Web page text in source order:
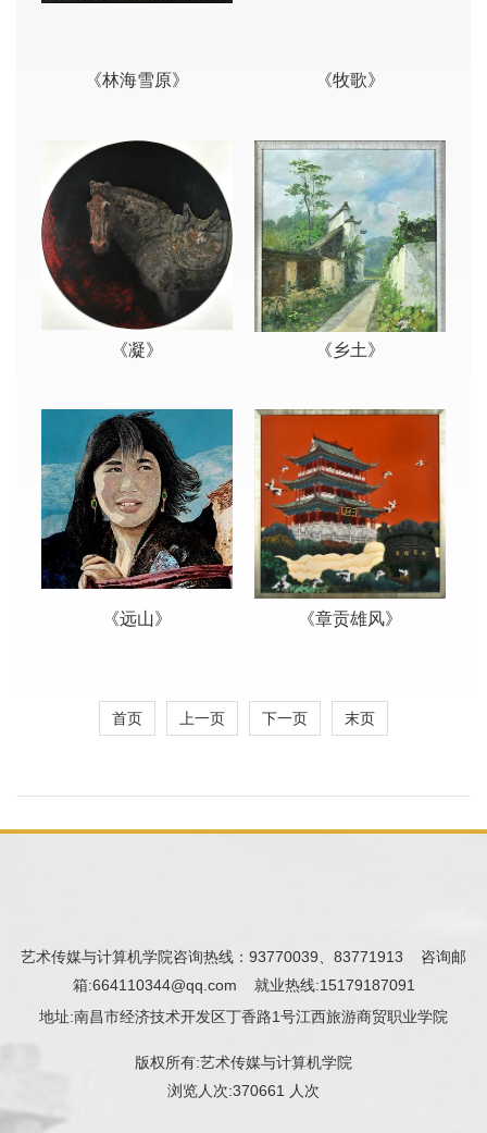
《林海雪原》 《牧歌》
《凝》 《乡土》
《远山》 《章贡雄风》
首页 上一页 下一页 末页
艺术传媒与计算机学院咨询热线：93770039、83771913 咨询邮
箱:664110344@qq.com 就业热线:15179187091
地址:南昌市经济技术开发区丁香路1号江西旅游商贸职业学院
版权所有:艺术传媒与计算机学院
浏览人次:370661 人次